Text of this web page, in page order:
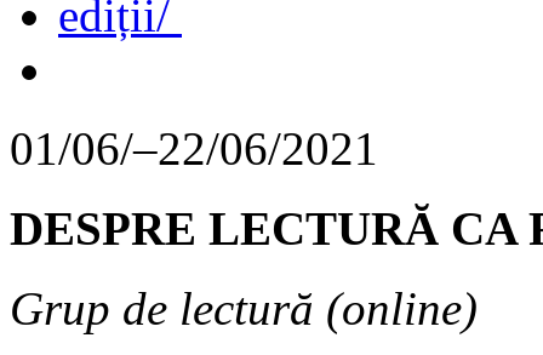
ediții/
01/06/–22/06/2021
DESPRE LECTURĂ
Grup de lectură (online)